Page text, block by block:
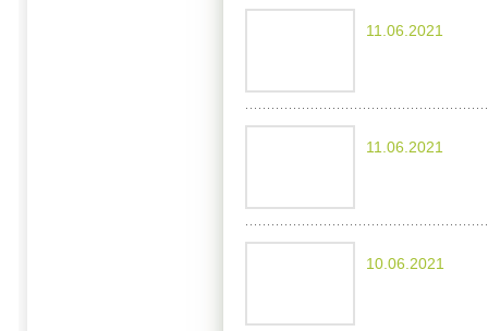
11.06.2021
11.06.2021
10.06.2021